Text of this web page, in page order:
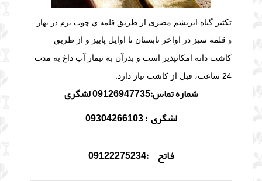
تکثیر گیاه ابریشم مصری از طریق قلمه ي چوب نرم در بهار
و قلمه سبز در اواخر تابستان تا اوایل پاییز و از طریق
کاشت دانه امکانپذیر است و بذرآن به تيمار آب داغ به مدت
24 ساعت، فبل از كاشت نیاز دارد.
شماره تماس:09126947735 لشگری
لشگری : 09304266103
فاتح :09122275234